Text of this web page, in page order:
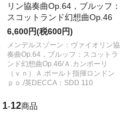
リン協奏曲Op.64，ブルッフ：
スコットランド幻想曲Op.46
6,600円(税600円)
メンデルスゾーン：ヴァイオリン協
奏曲Op.64，ブルッフ：スコットラ
ンド幻想曲Op.46/Ａ.カンポーリ
（ｖｎ）Ａ.ボールト指揮ロンドン
ｐｏ./英DECCA：SDD 110
1-12商品